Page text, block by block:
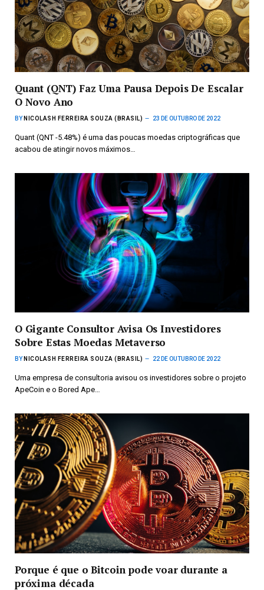
Quant (QNT) Faz Uma Pausa Depois De Escalar
O Novo Ano
BY NICOLASH FERREIRA SOUZA (BRASIL) 23 DE OUTUBRO DE 2022
Quant (QNT -5.48%) é uma das poucas moedas criptográficas que
acabou de atingir novos máximos…
O Gigante Consultor Avisa Os Investidores
Sobre Estas Moedas Metaverso
BY NICOLASH FERREIRA SOUZA (BRASIL) 22 DE OUTUBRO DE 2022
Uma empresa de consultoria avisou os investidores sobre o projeto
ApeCoin e o Bored Ape…
Porque é que o Bitcoin pode voar durante a
próxima década